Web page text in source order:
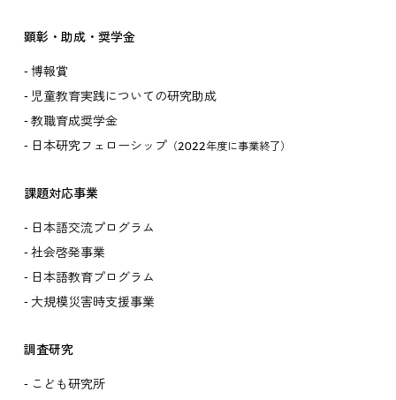
顕彰・助成・奨学金
博報賞
児童教育実践についての研究助成
教職育成奨学金
日本研究フェローシップ（2022年度に事業終了）
課題対応事業
日本語交流プログラム
社会啓発事業
日本語教育プログラム
大規模災害時支援事業
調査研究
こども研究所